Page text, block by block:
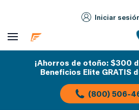
Iniciar
¡Ahorros de otoño: $300
Beneficios Elite GRATIS
(800) 506-